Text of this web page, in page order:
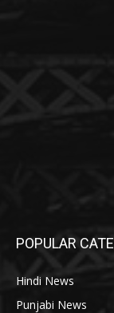
POPULAR
Hindi News
Punjabi News